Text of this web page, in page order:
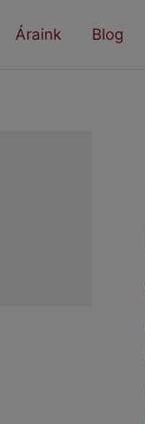
Áraink Blog